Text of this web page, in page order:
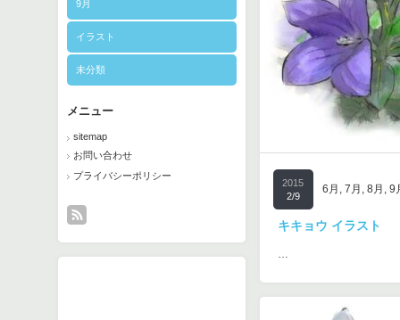
9月
イラスト
未分類
メニュー
sitemap
お問い合わせ
プライバシーポリシー
2015
2/9
6月 , 7月 , 8月 , 9
キキョウ イラスト
…